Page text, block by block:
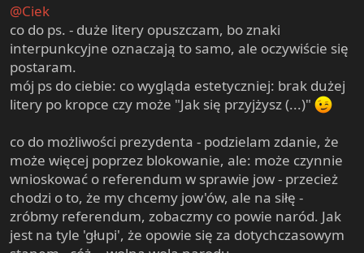
@Ciek
co do ps. - duże litery opuszczam, bo znaki
interpunkcyjne oznaczają to samo, ale oczywiście się
postaram.
mój ps do ciebie: co wygląda estetyczniej: brak dużej
litery po kropce czy może "Jak się przyjżysz (...)"
co do możliwości prezydenta - podzielam zdanie, że
może więcej poprzez blokowanie, ale: może czynnie
wnioskować o referendum w sprawie jow - przecież
chodzi o to, że my chcemy jow'ów, ale na siłę -
zróbmy referendum, zobaczmy co powie naród. Jak
jest na tyle 'głupi', że opowie się za dotychczasowym